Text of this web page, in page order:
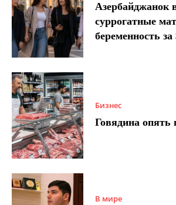
Азербайджанок
суррогатные
беременность
Бизнес
Говядина опять
В мире